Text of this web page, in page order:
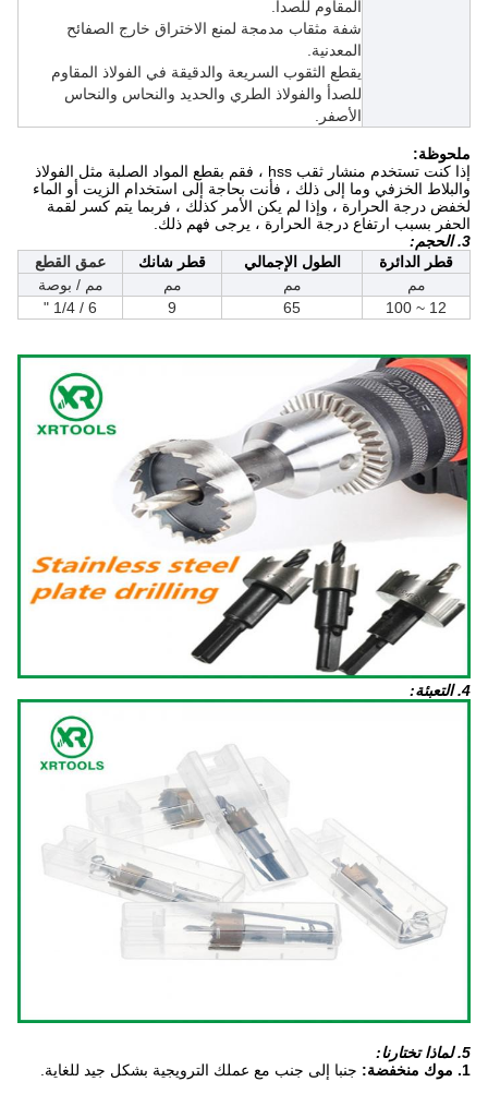
المقاوم للصدأ.
شفة مثقاب مدمجة لمنع الاختراق خارج الصفائح
المعدنية.
يقطع الثقوب السريعة والدقيقة في الفولاذ المقاوم
للصدأ والفولاذ الطري والحديد والنحاس والنحاس
الأصفر.
ملحوظة:
إذا كنت تستخدم منشار ثقب hss ، فقم بقطع المواد الصلبة مثل الفولاذ
والبلاط الخزفي وما إلى ذلك ، فأنت بحاجة إلى استخدام الزيت أو الماء
لخفض درجة الحرارة ، وإذا لم يكن الأمر كذلك ، فربما يتم كسر لقمة
الحفر بسبب ارتفاع درجة الحرارة ، يرجى فهم ذلك.
3. الحجم:
قطر الدائرة
الطول الإجمالي قطر شانك
عمق القطع
مم
مم مم
مم / بوصة
12 ~ 100
65
4. التعبئة:
5. لماذا تختارنا:
1. موك منخفضة:
جنبا إلى جنب مع عملك الترويجية بشكل جيد للغاية.